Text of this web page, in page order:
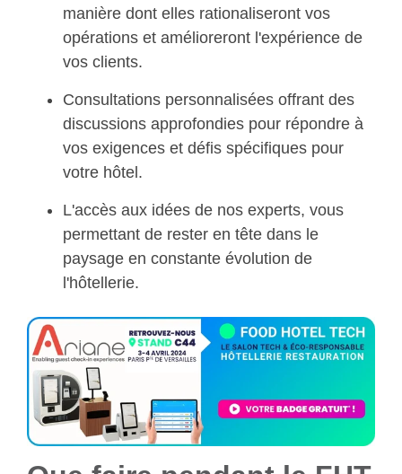
manière dont elles rationaliseront vos
opérations et amélioreront l'expérience de
vos clients.
Consultations personnalisées offrant des
discussions approfondies pour répondre à
vos exigences et défis spécifiques pour
votre hôtel.
L'accès aux idées de nos experts, vous
permettant de rester en tête dans le
paysage en constante évolution de
l'hôtellerie.